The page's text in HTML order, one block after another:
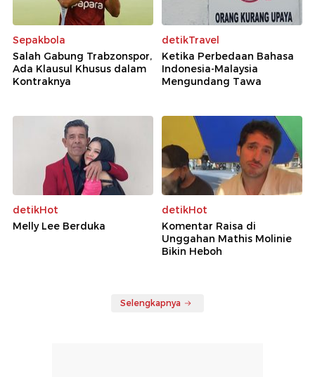
Sepakbola
Salah Gabung Trabzonspor,
Ada Klausul Khusus dalam
Kontraknya
detikTravel
Ketika Perbedaan Bahasa
Indonesia-Malaysia
Mengundang Tawa
detikHot
Melly Lee Berduka
detikHot
Komentar Raisa di
Unggahan Mathis Molinie
Bikin Heboh
Selengkapnya